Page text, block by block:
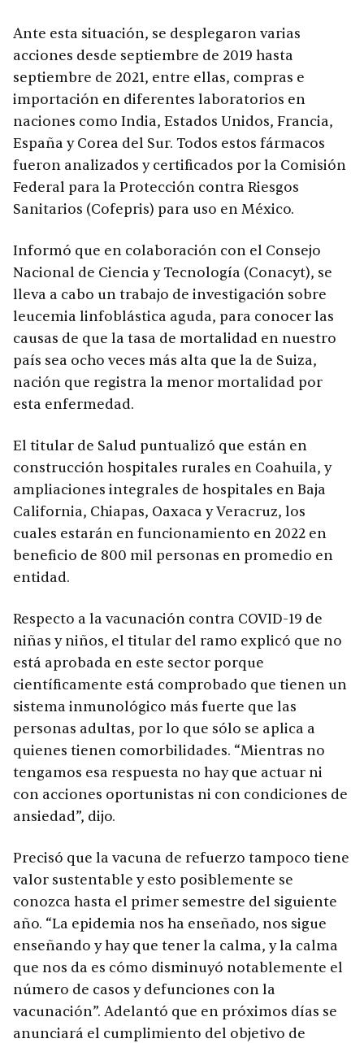
Ante esta situación, se desplegaron varias
acciones desde septiembre de 2019 hasta
septiembre de 2021, entre ellas, compras e
importación en diferentes laboratorios en
naciones como India, Estados Unidos, Francia,
España y Corea del Sur. Todos estos fármacos
fueron analizados y certificados por la Comisión
Federal para la Protección contra Riesgos
Sanitarios (Cofepris) para uso en México.
Informó que en colaboración con el Consejo
Nacional de Ciencia y Tecnología (Conacyt), se
lleva a cabo un trabajo de investigación sobre
leucemia linfoblástica aguda, para conocer las
causas de que la tasa de mortalidad en nuestro
país sea ocho veces más alta que la de Suiza,
nación que registra la menor mortalidad por
esta enfermedad.
El titular de Salud puntualizó que están en
construcción hospitales rurales en Coahuila, y
ampliaciones integrales de hospitales en Baja
California, Chiapas, Oaxaca y Veracruz, los
cuales estarán en funcionamiento en 2022 en
beneficio de 800 mil personas en promedio en
entidad.
Respecto a la vacunación contra COVID-19 de
niñas y niños, el titular del ramo explicó que no
está aprobada en este sector porque
científicamente está comprobado que tienen un
sistema inmunológico más fuerte que las
personas adultas, por lo que sólo se aplica a
quienes tienen comorbilidades. “Mientras no
tengamos esa respuesta no hay que actuar ni
con acciones oportunistas ni con condiciones de
ansiedad”, dijo.
Precisó que la vacuna de refuerzo tampoco tiene
valor sustentable y esto posiblemente se
conozca hasta el primer semestre del siguiente
año. “La epidemia nos ha enseñado, nos sigue
enseñando y hay que tener la calma, y la calma
que nos da es cómo disminuyó notablemente el
número de casos y defunciones con la
vacunación”. Adelantó que en próximos días se
anunciará el cumplimiento del objetivo de